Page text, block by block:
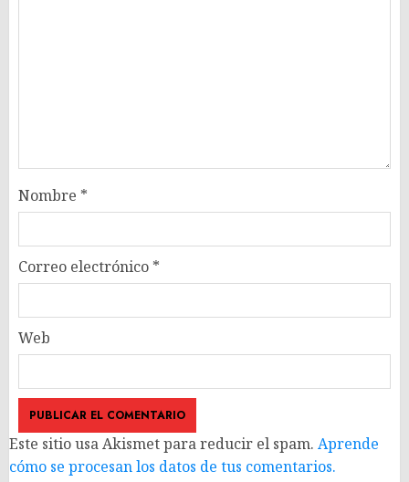
Nombre *
Correo electrónico *
Web
Este sitio usa Akismet para reducir el spam. Aprende
cómo se procesan los datos de tus comentarios.